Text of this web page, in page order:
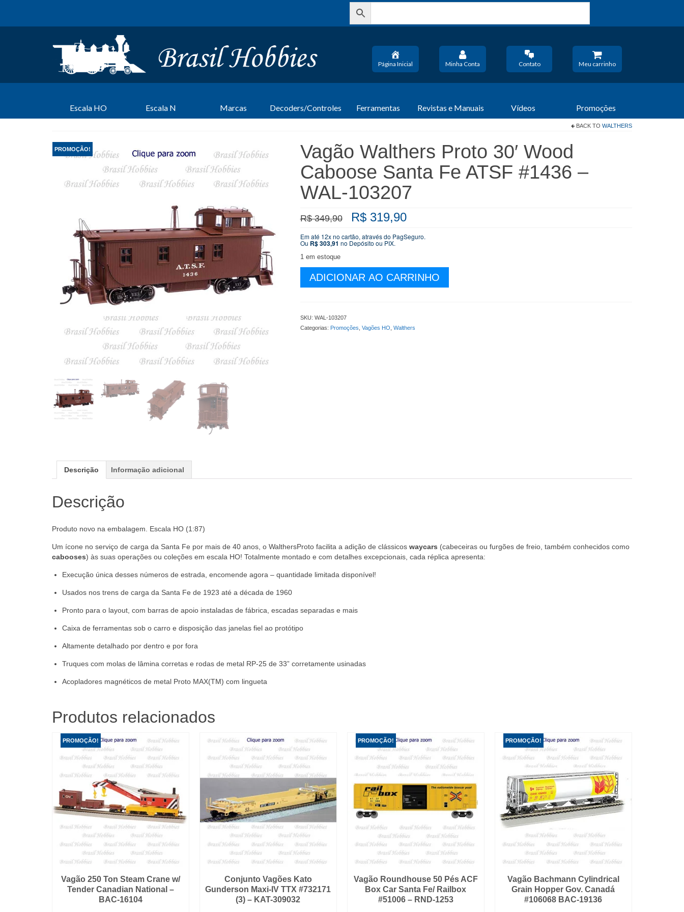
Página Inicial Minha Conta Contato Meu carrinho
Escala HO Escala N Marcas Decoders/Controles Ferramentas Revistas e Manuais Vídeos Promoções
BACK TO WALTHERS
PROMOÇÃO!
Vagão Walthers Proto 30′ Wood
Caboose Santa Fe ATSF #1436 –
WAL-103207
R$349,90 O
preço
original
era:
R$319,90O
atual
Em até 12x no cartão, através do PagSeguro.
Ou R$303,91 no Depósito ou PIX.
1 em estoque
Walthers
Caboose
Santa
ADICIONAR AO CARRINHO
SKU: WAL-103207
Categorias: Promoções Vagões HO Walthers
Descrição Informação adicional
Descrição
Produto novo na embalagem. Escala HO (1:87)
Um ícone no serviço de carga da Santa Fe por mais de 40 anos, o WalthersProto facilita a adição de clássicos waycars (cabeceiras ou furgões de freio, também conhecidos como
cabooses) às suas operações ou coleções em escala HO! Totalmente montado e com detalhes excepcionais, cada réplica apresenta:
Execução única desses números de estrada, encomende agora – quantidade limitada disponível!
Usados nos trens de carga da Santa Fe de 1923 até a década de 1960
Pronto para o layout, com barras de apoio instaladas de fábrica, escadas separadas e mais
Caixa de ferramentas sob o carro e disposição das janelas fiel ao protótipo
Altamente detalhado por dentro e por fora
Truques com molas de lâmina corretas e rodas de metal RP-25 de 33” corretamente usinadas
Acopladores magnéticos de metal Proto MAX(TM) com lingueta
Produtos relacionados
PROMOÇÃO!
Vagão 250 Ton Steam Crane w/
Tender Canadian National –
BAC-16104
Conjunto Vagões Kato
Gunderson Maxi-IV TTX #732171
(3) – KAT-309032
PROMOÇÃO!
Vagão Roundhouse 50 Pés ACF
Box Car Santa Fe/ Railbox
#51006 – RND-1253
PROMOÇÃO!
Vagão Bachmann Cylindrical
Grain Hopper Gov. Canadá
#106068 BAC-19136